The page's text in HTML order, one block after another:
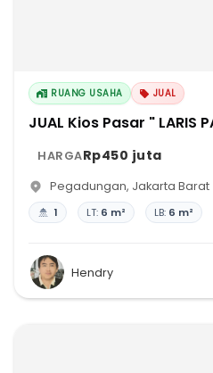
RUANG USAHA JUAL
JUAL Kios Pasar " LARIS
HARGARp450 juta
Pegadungan, Jakarta Barat
1 LT: 6 m² LB: 6 m²
Hendry